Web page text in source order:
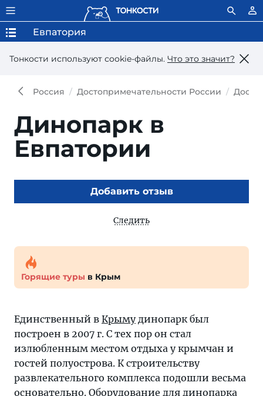
Тонкости используют сookie-файлы. Что это значит?
Евпатория
Россия Достопримечательности России
Динопарк в
Евпатории
Добавить отзыв
Следить
Горящие туры в Крым
Единственный в Крымудинопарк был
построен в 2007 г. С тех пор он стал
излюбленным местом отдыха у крымчан и
гостей полуострова. К строительству
развлекательного комплекса подошли весьма
основательно. Оборудование для динопарка